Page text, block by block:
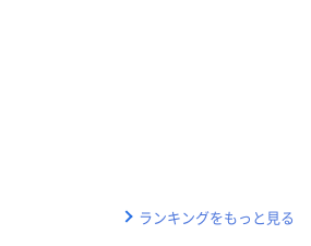
ランキングをもっと見る